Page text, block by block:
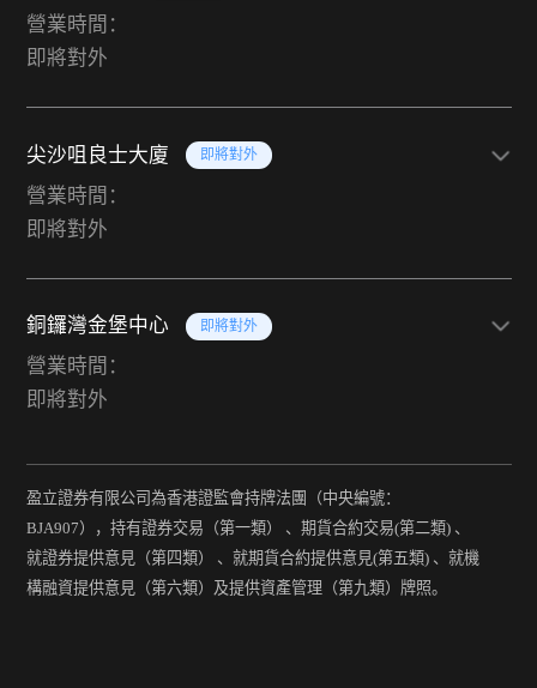
營業時間：
即將對外
尖沙咀良士大廈 即將對外
營業時間：
即將對外
銅鑼灣金堡中心 即將對外
營業時間：
即將對外
盈立證券有限公司為香港證監會持牌法團（中央編號：
BJA907），持有證券交易（第一類） 、期貨合約交易(第二類) 、
就證券提供意見（第四類） 、就期貨合約提供意見(第五類) 、就機
構融資提供意見（第六類）及提供資產管理（第九類）牌照。